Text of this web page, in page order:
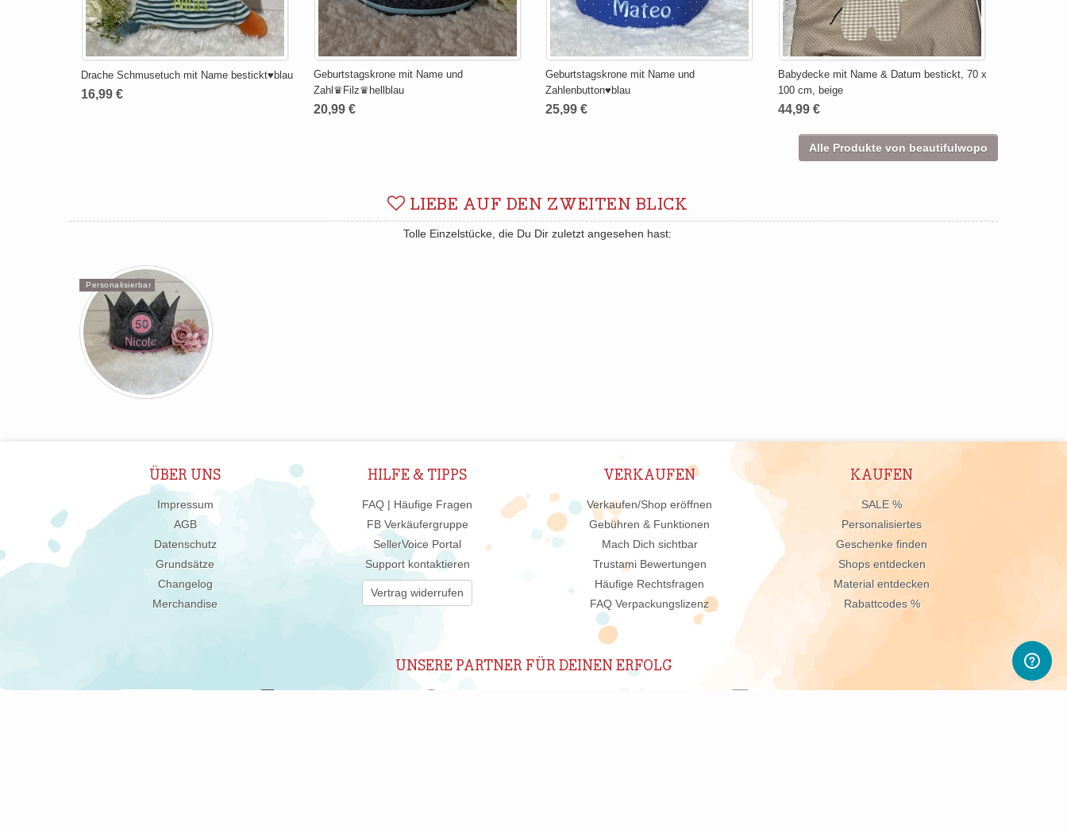
Drache Schmusetuch mit Name bestickt♥blau
16,99 €
Geburtstagskrone mit Name und
Zahl♛Filz♛hellblau
20,99 €
Geburtstagskrone mit Name und
Zahlenbutton♥blau
25,99 €
Babydecke mit Name & Datum bestickt, 70 x
100 cm, beige
44,99 €
Alle Produkte von beautifulwopo
LIEBE AUF DEN ZWEITEN BLICK
Tolle Einzelstücke, die Du Dir zuletzt angesehen hast:
Personalisierbar
ÜBER UNS
Impressum
AGB
Datenschutz
Grundsätze
Changelog
Merchandise
HILFE & TIPPS
FAQ | Häufige Fragen
FB Verkäufergruppe
SellerVoice Portal
Support kontaktieren
Vertrag widerrufen
VERKAUFEN
Verkaufen/Shop eröffnen
Gebühren & Funktionen
Mach Dich sichtbar
Trustami Bewertungen
Häufige Rechtsfragen
FAQ Verpackungslizenz
KAUFEN
SALE %
Personalisiertes
Geschenke finden
Shops entdecken
Material entdecken
Rabattcodes %
UNSERE PARTNER FÜR DEINEN ERFOLG